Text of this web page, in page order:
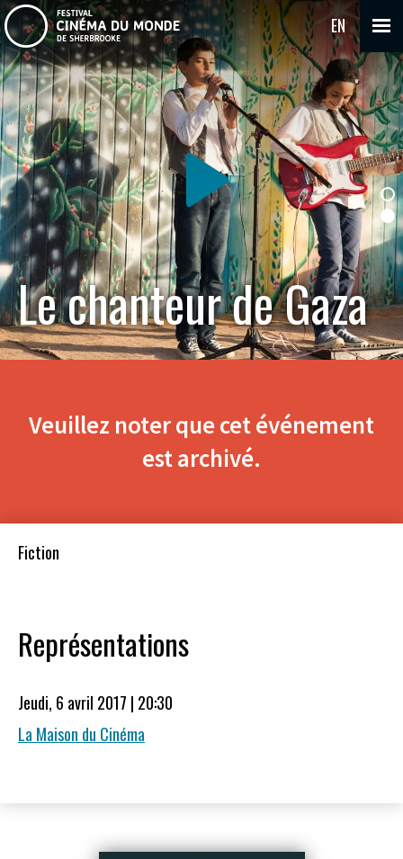
EN
Le chanteur de Gaza
Veuillez noter que cet événement
est archivé.
Fiction
Représentations
Jeudi, 6 avril 2017 | 20:30
La Maison du Cinéma